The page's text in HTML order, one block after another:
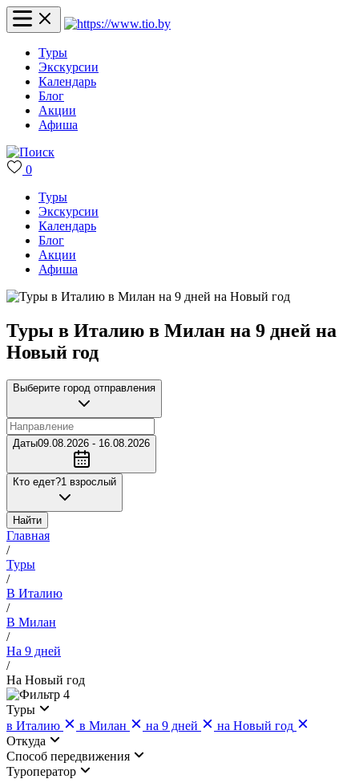
Туры
Экскурсии
Календарь
Блог
Акции
Афиша
0
Туры
Экскурсии
Календарь
Блог
Акции
Афиша
Туры в Италию в Милан на 9 дней на
Новый год
Выберите город отправления
Даты09.08.2026 - 16.08.2026
Кто едет?1 взрослый
Найти
Главная
/
Туры
/
В Италию
/
В Милан
/
На 9 дней
/
На Новый год
4
Туры
в Италию
в Милан на 9 дней
на Новый год
Откуда
Cпособ передвижения
Туроператор